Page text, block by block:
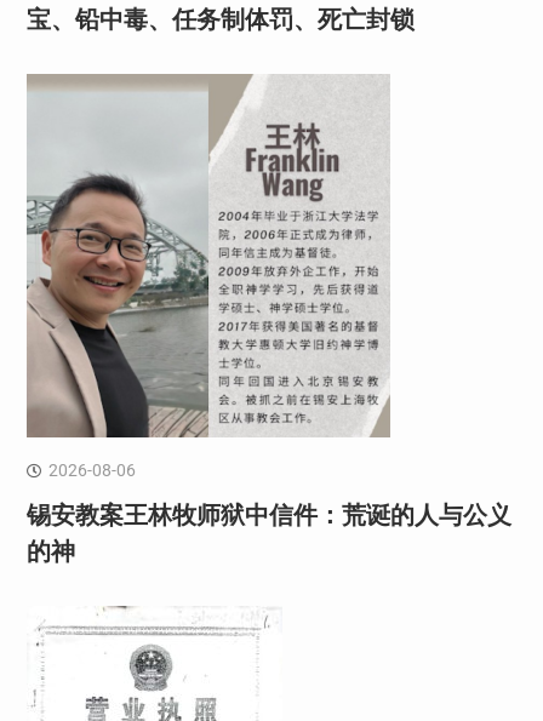
宝、铅中毒、任务制体罚、死亡封锁
2026-08-06
锡安教案王林牧师狱中信件：荒诞的人与公义
的神